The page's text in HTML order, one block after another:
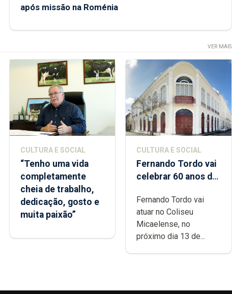
após missão na Roménia
VER MAIS
CULTURA E SOCIAL
“Tenho uma vida
completamente
cheia de trabalho,
dedicação, gosto e
muita paixão”
CULTURA E SOCIAL
Fernando Tordo vai
celebrar 60 anos de
Micaelense
Fernando Tordo vai
atuar no Coliseu
Micaelense, no
próximo dia 13 de...